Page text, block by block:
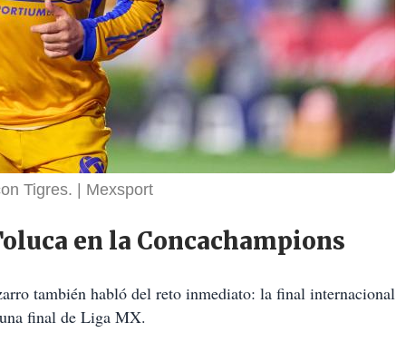
Tigres. Mexsport
en la Concachampions
también habló del reto inmediato: la final internacional
final de Liga MX.